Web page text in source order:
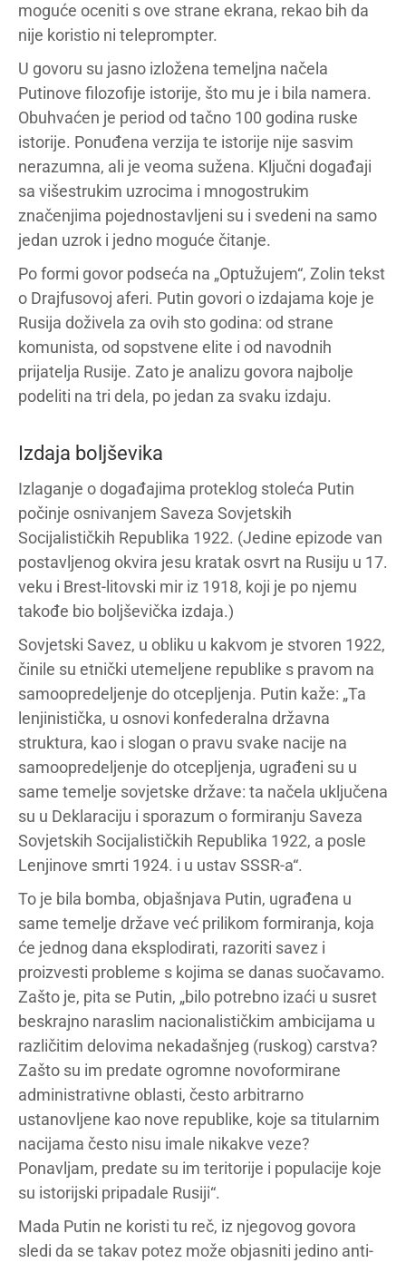
moguće oceniti s ove strane ekrana, rekao bih da
nije koristio ni teleprompter.
U govoru su jasno izložena temeljna načela
Putinove filozofije istorije, što mu je i bila namera.
Obuhvaćen je period od tačno 100 godina ruske
istorije. Ponuđena verzija te istorije nije sasvim
nerazumna, ali je veoma sužena. Ključni događaji
sa višestrukim uzrocima i mnogostrukim
značenjima pojednostavljeni su i svedeni na samo
jedan uzrok i jedno moguće čitanje.
Po formi govor podseća na „Optužujem“, Zolin tekst
o Drajfusovoj aferi. Putin govori o izdajama koje je
Rusija doživela za ovih sto godina: od strane
komunista, od sopstvene elite i od navodnih
prijatelja Rusije. Zato je analizu govora najbolje
podeliti na tri dela, po jedan za svaku izdaju.
Izdaja boljševika
Izlaganje o događajima proteklog stoleća Putin
počinje osnivanjem Saveza Sovjetskih
Socijalističkih Republika 1922. (Jedine epizode van
postavljenog okvira jesu kratak osvrt na Rusiju u 17.
veku i Brest-litovski mir iz 1918, koji je po njemu
takođe bio boljševička izdaja.)
Sovjetski Savez, u obliku u kakvom je stvoren 1922,
činile su etnički utemeljene republike s pravom na
samoopredeljenje do otcepljenja. Putin kaže: „Ta
lenjinistička, u osnovi konfederalna državna
struktura, kao i slogan o pravu svake nacije na
samoopredeljenje do otcepljenja, ugrađeni su u
same temelje sovjetske države: ta načela uključena
su u Deklaraciju i sporazum o formiranju Saveza
Sovjetskih Socijalističkih Republika 1922, a posle
Lenjinove smrti 1924. i u ustav SSSR-a“.
To je bila bomba, objašnjava Putin, ugrađena u
same temelje države već prilikom formiranja, koja
će jednog dana eksplodirati, razoriti savez i
proizvesti probleme s kojima se danas suočavamo.
Zašto je, pita se Putin, „bilo potrebno izaći u susret
beskrajno naraslim nacionalističkim ambicijama u
različitim delovima nekadašnjeg (ruskog) carstva?
Zašto su im predate ogromne novoformirane
administrativne oblasti, često arbitrarno
ustanovljene kao nove republike, koje sa titularnim
nacijama često nisu imale nikakve veze?
Ponavljam, predate su im teritorije i populacije koje
su istorijski pripadale Rusiji“.
Mada Putin ne koristi tu reč, iz njegovog govora
sledi da se takav potez može objasniti jedino anti-